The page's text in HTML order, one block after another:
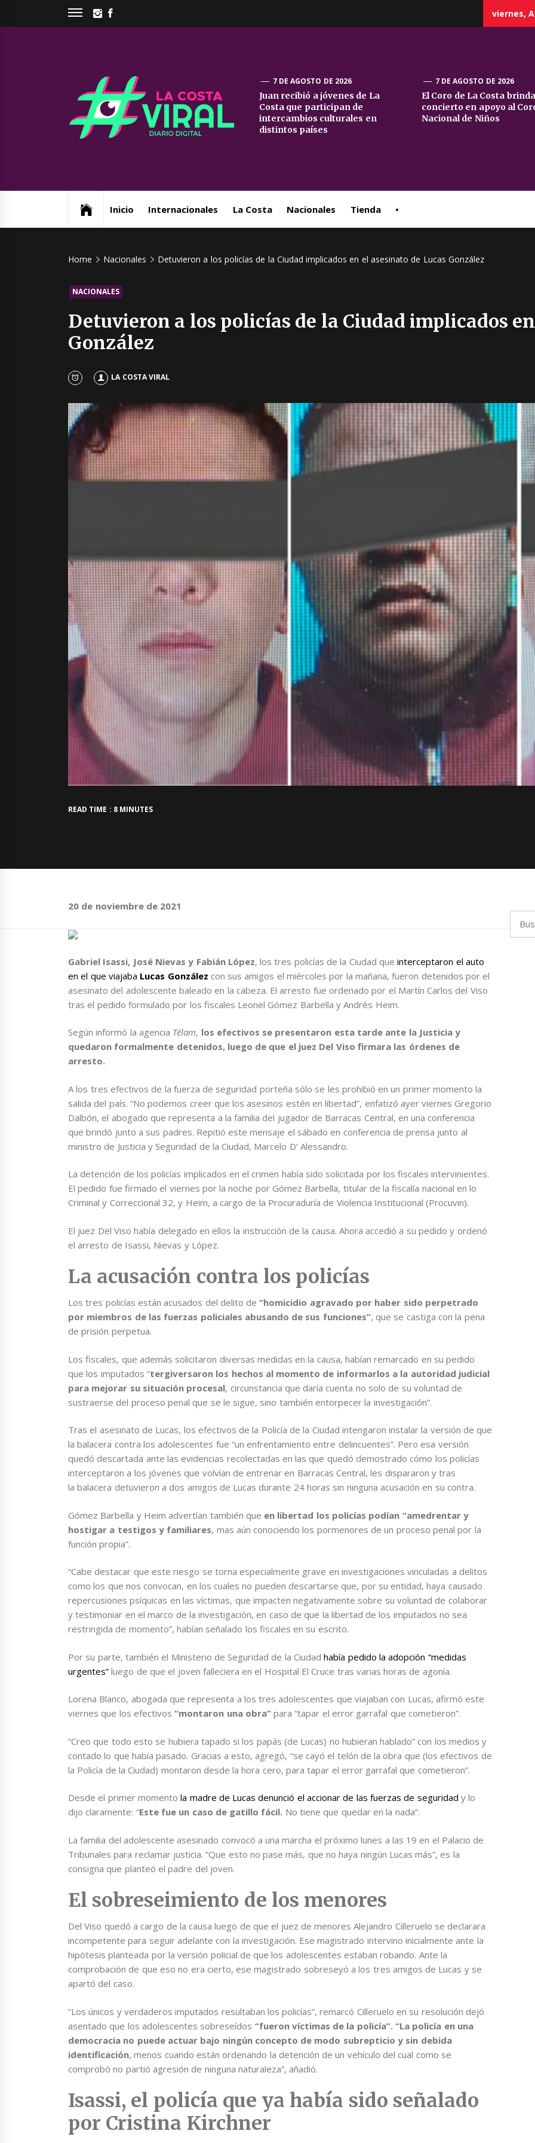
INSTAGRAM
viernes,
La
Costa
7 DE AGOSTO DE 2026
Juan recibió a jóvenes de La
Costa que participan de
intercambios culturales en
distintos países
7 DE AGOSTO DE 2026
El Coro de La Costa
concierto en apoyo al
Nacional de Niños
Inicio Internacionales La Costa Nacionales Tienda •
Home Nacionales Detuvieron a los policías de la Ciudad implicados en el asesinato de Lucas González
NACIONALES
Detuvieron a los policías de la Ciudad implicados
González
LA COSTA VIRAL
READ TIME : 8 MINUTES
20 de noviembre de 2021
Gabriel Isassi, José Nievas y Fabián López, los tres policías de la Ciudad queinterceptaron el auto
en el que viajaba Lucas González con sus amigos el miércoles por la mañana, fueron detenidos por el
asesinato del adolescente baleado en la cabeza. El arresto fue ordenado por el Martín Carlos del Viso
tras el pedido formulado por los fiscales Leonel Gómez Barbella y Andrés Heim.
Según informó la agencia Télam, los efectivos se presentaron esta tarde ante la Justicia y
quedaron formalmente detenidos, luego de que el juez Del Viso firmara las órdenes de
arresto.
A los tres efectivos de la fuerza de seguridad porteña sólo se les prohibió en un primer momento la
salida del país. “No podemos creer que los asesinos estén en libertad”, enfatizó ayer viernes Gregorio
Dalbón, el abogado que representa a la familia del jugador de Barracas Central, en una conferencia
que brindó junto a sus padres. Repitió este mensaje el sábado en conferencia de prensa junto al
ministro de Justicia y Seguridad de la Ciudad, Marcelo D’ Alessandro.
La detención de los policías implicados en el crimen había sido solicitada por los fiscales intervinientes.
El pedido fue firmado el viernes por la noche por Gómez Barbella, titular de la fiscalía nacional en lo
Criminal y Correccional 32, y Heim, a cargo de la Procuraduría de Violencia Institucional (Procuvin).
El juez Del Viso había delegado en ellos la instrucción de la causa. Ahora accedió a su pedido y ordenó
el arresto de Isassi, Nievas y López.
La acusación contra los policías
Los tres policías están acusados del delito de“homicidio agravado por haber sido perpetrado
por miembros de las fuerzas policiales abusando de sus funciones”, que se castiga con la pena
de prisión perpetua.
Los fiscales, que además solicitaron diversas medidas en la causa, habían remarcado en su pedido
que los imputados “tergiversaron los hechos al momento de informarlos a la autoridad judicial
para mejorar su situación procesal, circunstancia que daría cuenta no solo de su voluntad de
sustraerse del proceso penal que se le sigue, sino también entorpecer la investigación”.
Tras el asesinato de Lucas, los efectivos de la Policía de la Ciudad intengaron instalar la versión de que
la balacera contra los adolescentes fue “un enfrentamiento entre delincuentes”. Pero esa versión
quedó descartada ante las evidencias recolectadas en las que quedó demostrado cómo los policías
interceptaron a los jóvenes que volvían de entrenar en Barracas Central, les dispararon y tras
labalacera detuvieron a dos amigos de Lucas durante 24 horas sin ninguna acusación en su contra.
Gómez Barbella y Heim advertían también que en libertad los policías podían “amedrentar y
hostigar a testigos y familiares, mas aún conociendo los pormenores de un proceso penal por la
función propia”.
“Cabe destacar que este riesgo se torna especialmente grave en investigaciones vinculadas a delitos
como los que nos convocan, en los cuales no pueden descartarse que, por su entidad, haya causado
repercusiones psíquicas en las víctimas, que impacten negativamente sobre su voluntad de colaborar
y testimoniar en el marco de la investigación, en caso de que la libertad de los imputados no sea
restringida de momento”, habían señalado los fiscales en su escrito.
Por su parte, también el Ministerio de Seguridad de la Ciudadhabía pedido la adopción “medidas
urgentes” luego de que el joven falleciera en el Hospital El Cruce tras varias horas de agonía.
Lorena Blanco, abogada que representa a los tres adolescentes que viajaban con Lucas, afirmó este
viernes que los efectivos “montaron una obra”para “tapar el error garrafal que cometieron”.
“Creo que todo esto se hubiera tapado si los papás (de Lucas) no hubieran hablado” con los medios y
contado lo que había pasado. Gracias a esto, agregó, “se cayó el telón de la obra que (los efectivos de
la Policía de la Ciudad) montaron desde la hora cero, para tapar el error garrafal que cometieron”.
Desde el primer momento la madre de Lucas denunció el accionar de las fuerzas de seguridad y lo
dijo claramente: “Este fue un caso de gatillo fácil. No tiene que quedar en la nada”.
La familia del adolescente asesinado convocó a una marcha el próximo lunes a las 19 en el Palacio de
Tribunales para reclamar justicia. “Que esto no pase más, que no haya ningún Lucas más”, es la
consigna que planteó el padre del joven.
El sobreseimiento de los menores
Del Viso quedó a cargo de la causa luego de que el juez de menores Alejandro Cilleruelo se declarara
incompetente para seguir adelante con la investigación. Ese magistrado intervino inicialmente ante la
hipótesis planteada por la versión policial de que los adolescentes estaban robando. Ante la
comprobación de que eso no era cierto, ese magistrado sobreseyó a los tres amigos de Lucas y se
apartó del caso.
“Los únicos y verdaderos imputados resultaban los policías”, remarcó Cilleruelo en su resolución dejó
asentado que los adolescentes sobreseídos “fueron víctimas de la policía”.“La policía en una
democracia no puede actuar bajo ningún concepto de modo subrepticio y sin debida
identificación, menos cuando están ordenando la detención de un vehículo del cual como se
comprobó no partió agresión de ninguna naturaleza”, añadió.
Isassi, el policía que ya había sido señalado
por Cristina Kirchner